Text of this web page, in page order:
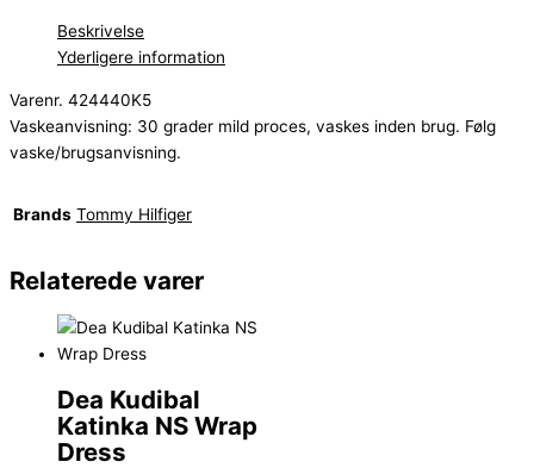
Beskrivelse
Yderligere information
Varenr. 424440K5
Vaskeanvisning: 30 grader mild proces, vaskes inden brug. Følg
vaske/brugsanvisning.
Brands Tommy Hilfiger
Relaterede varer
Dea Kudibal
Katinka NS Wrap
Dress